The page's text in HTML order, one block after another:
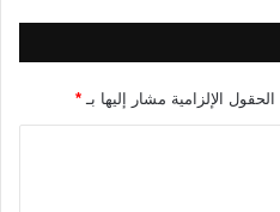
الحقول الإلزامية مشار إليها بـ *